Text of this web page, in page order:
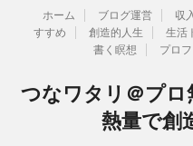
ホーム ブログ運営 収
すすめ
創造的人生 生活
書く瞑想
プロ
つなワタリ＠プロ
熱量で創